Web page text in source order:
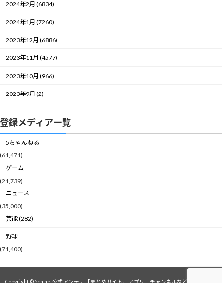
2024年2月 (6834)
2024年1月 (7260)
2023年12月 (6886)
2023年11月 (4577)
2023年10月 (966)
2023年9月 (2)
登録メディア一覧
5ちゃんねる
(61,471)
ゲーム
(21,739)
ニュース
(35,000)
芸能 (282)
野球
(71,400)
Copyright © 5ch.net公式アンテナ【まとめサイト、アプリ、チャンネルなど】 All Rights